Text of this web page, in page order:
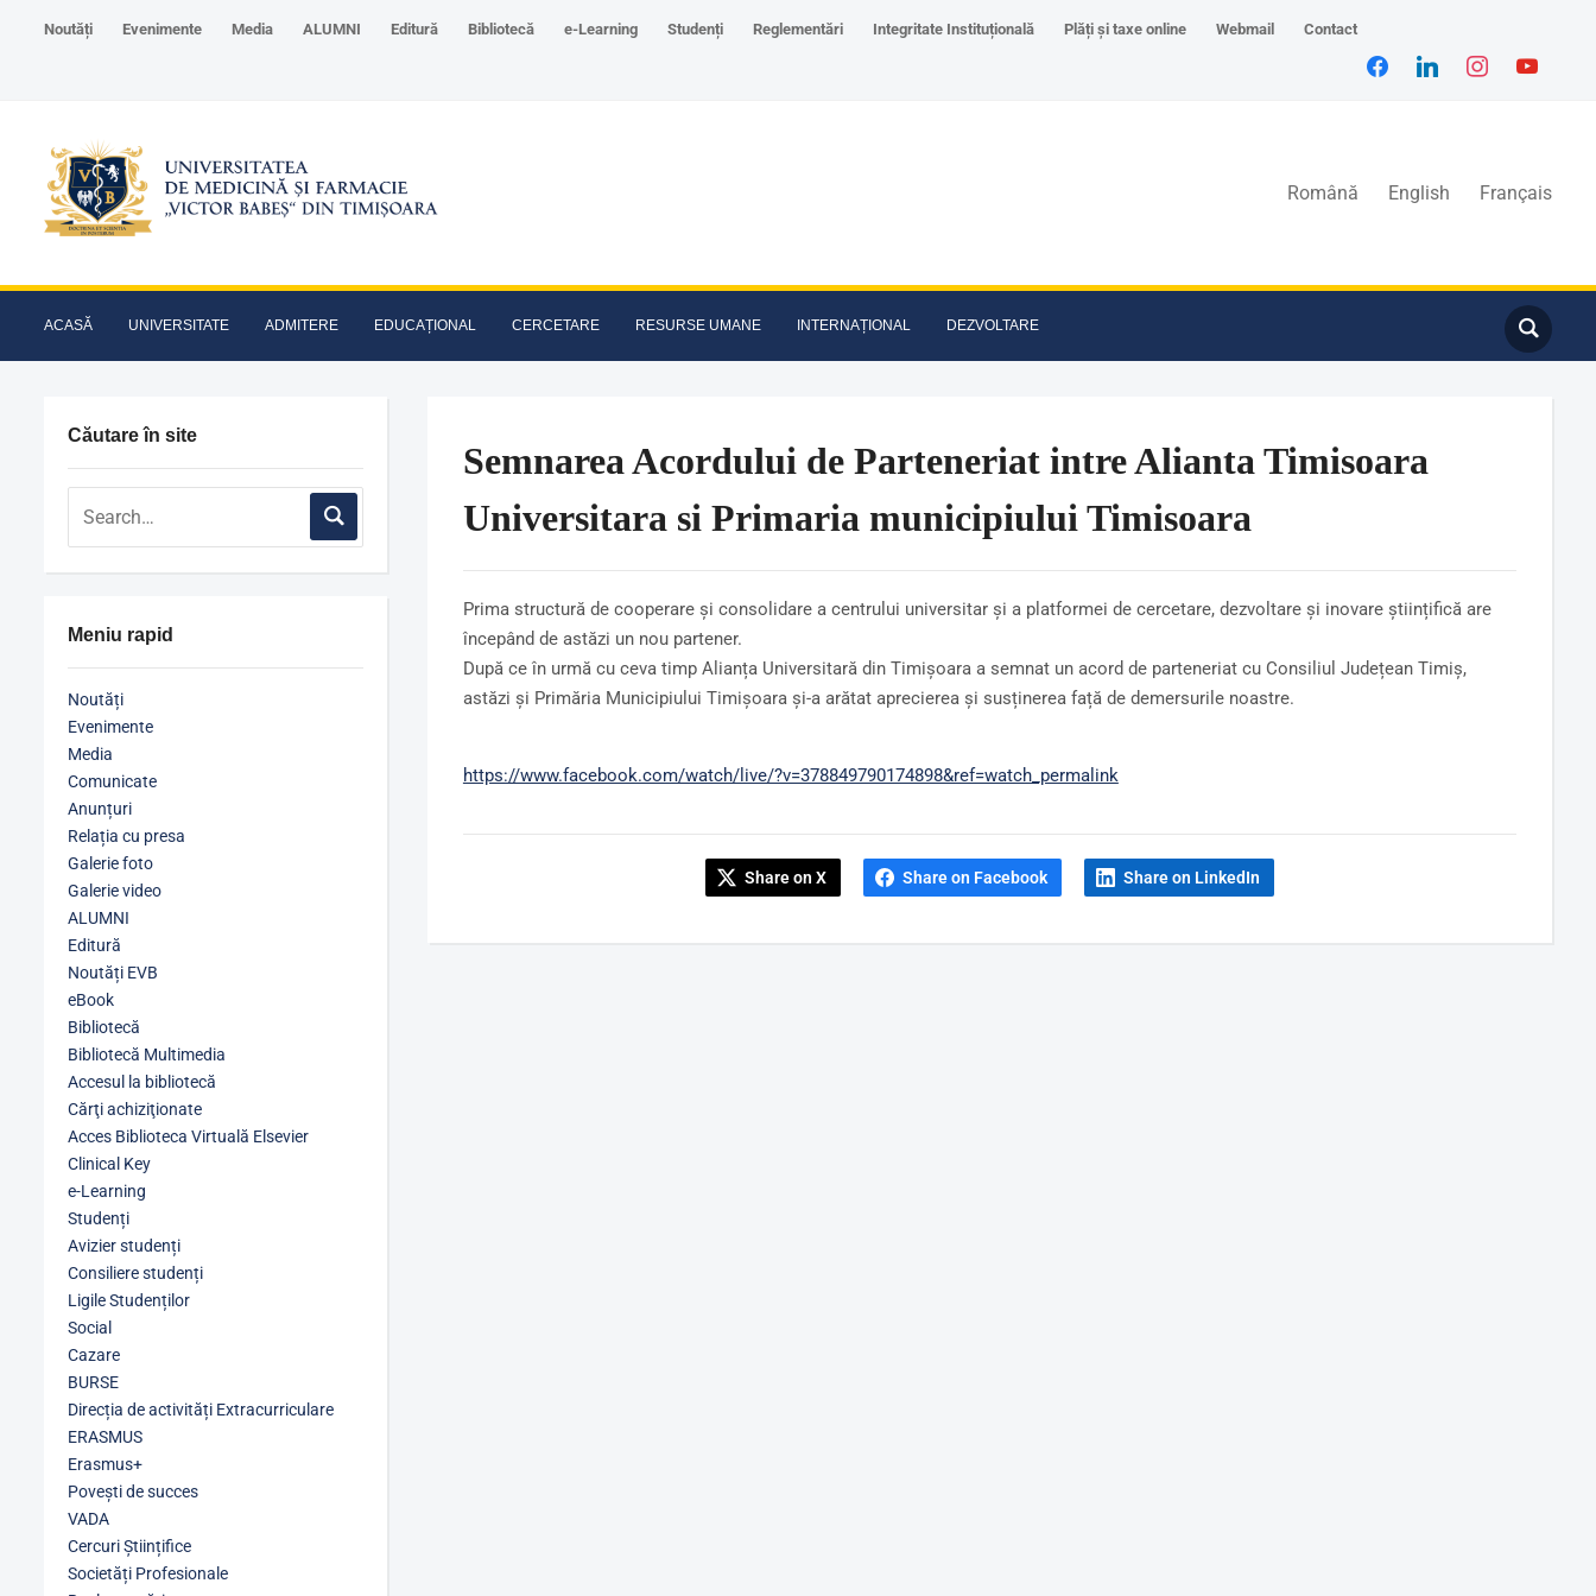
Noutăți Evenimente Media ALUMNI Editură Bibliotecă e-Learning Studenți Reglementări Integritate Instituțională Plăți și taxe online Webmail Contact
Română English Français
ACASĂ UNIVERSITATE ADMITERE EDUCAȚIONAL CERCETARE RESURSE UMANE INTERNAȚIONAL DEZVOLTARE
Căutare în site
Meniu rapid
Noutăți
Evenimente
Media
Comunicate
Anunțuri
Relația cu presa
Galerie foto
Galerie video
ALUMNI
Editură
Noutăți EVB
eBook
Bibliotecă
Bibliotecă Multimedia
Accesul la bibliotecă
Cărţi achiziţionate
Acces Biblioteca Virtuală Elsevier
Clinical Key
e-Learning
Studenți
Avizier studenți
Consiliere studenți
Ligile Studenților
Social
Cazare
BURSE
Direcția de activități Extracurriculare
ERASMUS
Erasmus+
Povești de succes
VADA
Cercuri Științifice
Societăți Profesionale
Semnarea Acordului de Parteneriat intre Alianta Timisoara
Universitara si Primaria municipiului Timisoara
Prima structură de cooperare și consolidare a centrului universitar și a platformei de cercetare, dezvoltare și inovare științifică are
începând de astăzi un nou partener.
După ce în urmă cu ceva timp Alianța Universitară din Timișoara a semnat un acord de parteneriat cu Consiliul Județean Timiș,
astăzi și Primăria Municipiului Timișoara și-a arătat aprecierea și susținerea față de demersurile noastre.
https://www.facebook.com/watch/live/?v=378849790174898&ref=watch_permalink
Share on X Share on Facebook Share on LinkedIn